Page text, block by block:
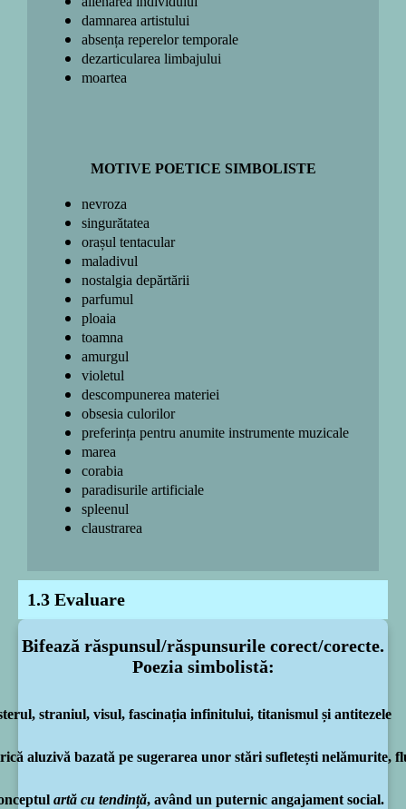
damnarea artistului
absența reperelor temporale
dezarticularea limbajului
moartea
MOTIVE POETICE SIMBOLISTE
nevroza
singurătatea
orașul tentacular
maladivul
nostalgia depărtării
parfumul
ploaia
toamna
amurgul
violetul
descompunerea materiei
obsesia culorilor
preferința pentru anumite instrumente muzicale
marea
corabia
paradisurile artificiale
spleenul
claustrarea
1.3 Evaluare
Bifează răspunsul/răspunsurile corect/corecte.
Poezia simbolistă:
straniul, visul, fascinația infinitului, titanismul și antitezele
aluzivă bazată pe sugerarea unor stări sufletești nelămurite,
artă cu tendință, având un puternic angajament social.